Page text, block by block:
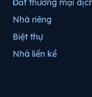
Đất thương mại
Nhà riêng
Biệt thự
Nhà liền kề